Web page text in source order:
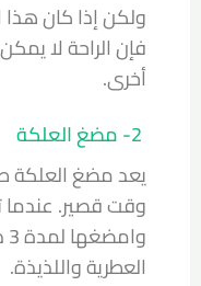
ولكن إذا كان هذا
فإن الراحة لا
أخرى.
يعد مضغ العلكة
وقت قصير. عندما
العطرية واللذيذة.